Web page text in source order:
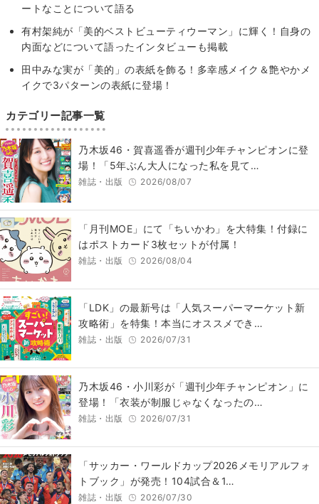
ートなことについて語る
有村架純が「美的ベストビューティウーマン」に輝く！自身の
内面などについて語ったインタビューも掲載
田中みな実が「美的」の表紙を飾る！多幸感メイク＆艶やかメ
イクで3パターンの表紙に登場！
カテゴリー記事一覧
乃木坂46・賀喜遥香が週刊少年チャンピオンに登
場！「5年ぶん大人になった私を見て…
雑誌・出版 2026/08/07
「月刊MOE」にて「ちいかわ」を大特集！付録に
はポストカード3枚セットが付属！
雑誌・出版 2026/08/04
「LDK」の最新号は「人気スーパーマーケット新
攻略術」を特集！本当にオススメでき…
雑誌・出版 2026/07/31
乃木坂46・小川彩が「週刊少年チャンピオン」に
登場！「衣装が制服じゃなくなったの…
雑誌・出版 2026/07/31
「サッカー・ワールドカップ2026メモリアルフォ
トブック」が発売！104試合＆1…
雑誌・出版 2026/07/30